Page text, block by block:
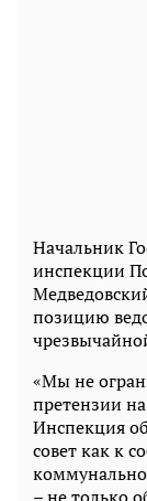
Начальник
инспекции
позицию
«Мы не
претензии
Инспекция
совет как к
– не только